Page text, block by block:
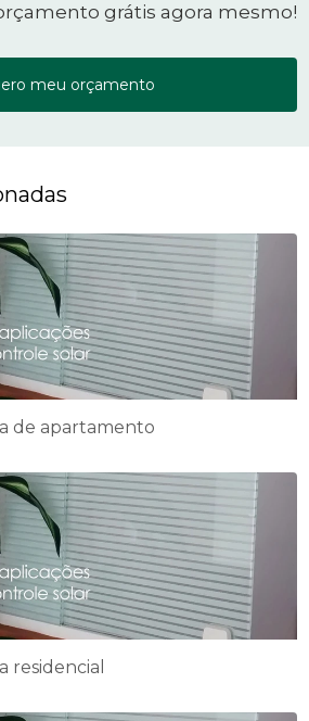
grátis agora mesmo!
meu orçamento
de apartamento
residencial